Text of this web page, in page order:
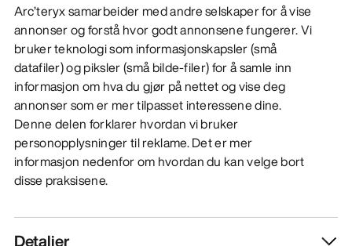
Arc’teryx samarbeider med andre selskaper for å vise
annonser og forstå hvor godt annonsene fungerer. Vi
bruker teknologi som informasjonskapsler (små
datafiler) og piksler (små bilde-filer) for å samle inn
informasjon om hva du gjør på nettet og vise deg
annonser som er mer tilpasset interessene dine.
Denne delen forklarer hvordan vi bruker
personopplysninger til reklame. Det er mer
informasjon nedenfor om hvordan du kan velge bort
disse praksisene.
Detaljer